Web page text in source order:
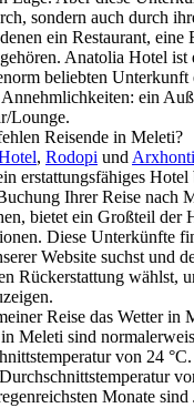
sondern auch durch
ein Restaurant, eine
Anatolia Hotel ist
beliebten Unterkunft
ein
Lounge.
Reisende in Meleti?
, Rodopi und
erstattungsfähiges Hotel
Ihrer Reise nach
bietet ein Großteil der
Diese Unterkünfte
Website suchst und
Rückerstattung wählst,
Reise das Wetter in
Meleti sind
von 24 °C.
Monate sind